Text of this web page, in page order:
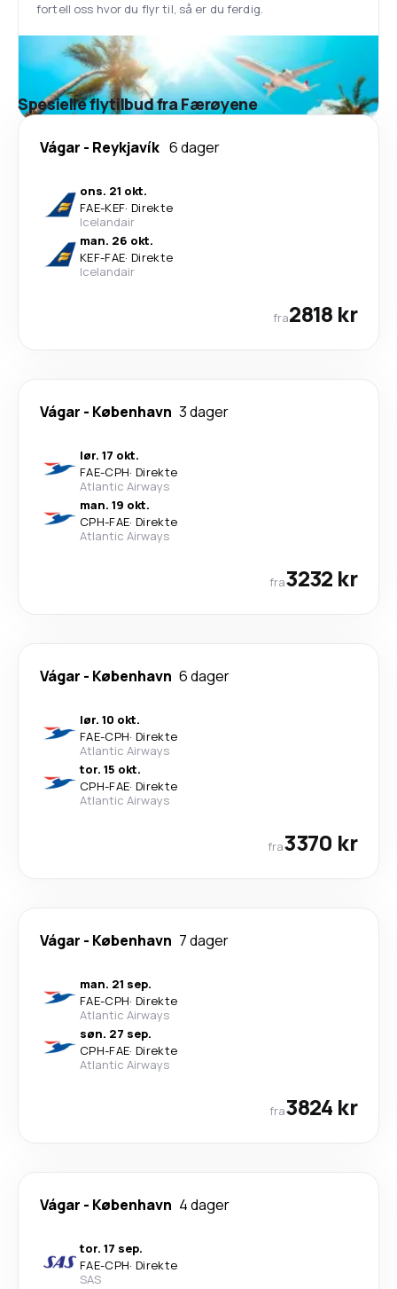
fortell oss hvor du flyr til, så er du ferdig.
Spesielle flytilbud fra Færøyene
Vágar - Reykjavík 6 dager
ons. 21 okt.
FAE-KEF· Direkte
Icelandair
man. 26 okt.
KEF-FAE· Direkte
Icelandair
fra2818 kr
Vágar - København 3 dager
lør. 17 okt.
FAE-CPH· Direkte
Atlantic Airways
man. 19 okt.
CPH-FAE· Direkte
Atlantic Airways
fra3232 kr
Vágar - København 6 dager
lør. 10 okt.
FAE-CPH· Direkte
Atlantic Airways
tor. 15 okt.
CPH-FAE· Direkte
Atlantic Airways
fra3370 kr
Vágar - København 7 dager
man. 21 sep.
FAE-CPH· Direkte
Atlantic Airways
søn. 27 sep.
CPH-FAE· Direkte
Atlantic Airways
fra3824 kr
Vágar - København 4 dager
tor. 17 sep.
FAE-CPH· Direkte
SAS